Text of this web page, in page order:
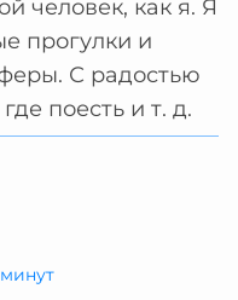
человек, как я. Я
прогулки и
С радостью
поесть и т. д.